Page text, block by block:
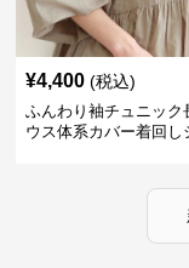
¥4,400 (税込)
ふんわり袖チュニック
ウス体系カバー着回し